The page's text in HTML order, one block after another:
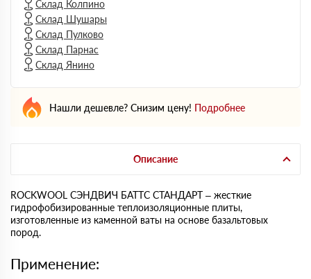
Склад Колпино
Склад Шушары
Склад Пулково
Склад Парнас
Склад Янино
Нашли дешевле? Снизим цену! Подробнее
Описание
ROCKWOOL СЭНДВИЧ БАТТС СТАНДАРТ – жесткие
гидрофобизированные теплоизоляционные плиты,
изготовленные из каменной ваты на основе базальтовых
пород.
Применение: